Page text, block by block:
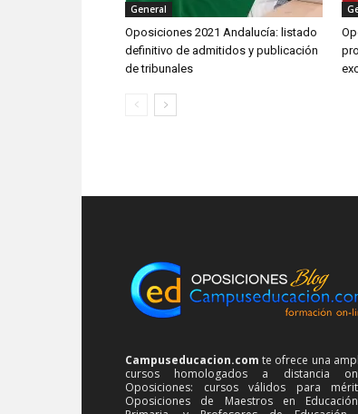
General
Oposiciones 2021 Andalucía: listado
definitivo de admitidos y publicación
de tribunales
Campuseducacion.com te ofrece una
cursos homologados a distancia
Oposiciones: cursos válidos para
Oposiciones de Maestros en